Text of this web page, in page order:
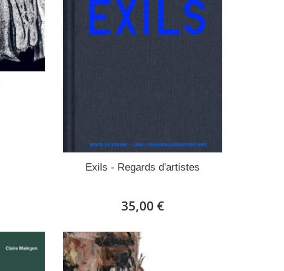
Exils - Regards d'artistes
35,00 €